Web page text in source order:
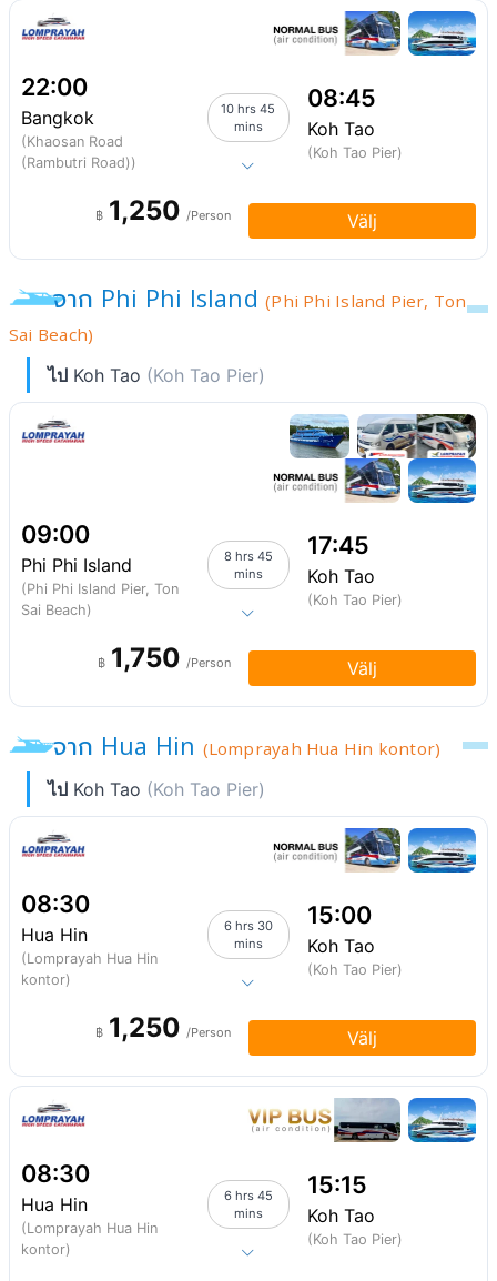
22:00
Bangkok
(Khaosan Road
(Rambutri Road))
10 hrs 45
mins
08:45
Koh Tao
(Koh Tao Pier)
฿ 1,250 /Person Välj
จาก Phi Phi Island(Phi Phi Island Pier, Ton
Sai Beach)
ไป Koh Tao (Koh Tao Pier)
09:00
Phi Phi Island
(Phi Phi Island Pier, Ton
Sai Beach)
8 hrs 45
mins
17:45
Koh Tao
(Koh Tao Pier)
฿ 1,750 /Person Välj
จาก Hua Hin (Lomprayah Hua Hin kontor)
ไป Koh Tao (Koh Tao Pier)
08:30
Hua Hin
(Lomprayah Hua Hin
kontor)
6 hrs 30
mins
15:00
Koh Tao
(Koh Tao Pier)
฿ 1,250 /Person Välj
08:30
Hua Hin
(Lomprayah Hua Hin
kontor)
6 hrs 45
mins
15:15
Koh Tao
(Koh Tao Pier)